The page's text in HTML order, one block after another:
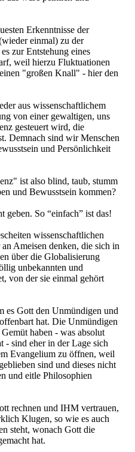
Erkenntnisse der
einmal) zu der
zur Entstehung eines
weil hierzu Fluktuationen
"großen Knall" - hier den
aus wissenschaftlichem
von einer gewaltigen, uns
gesteuert wird, die
Demnach sind wir Menschen
und Persönlichkeit
ist also blind, taub, stumm
und Bewusstsein kommen?
geben. So “einfach” ist das!
wissenschaftlichen
Ameisen denken, die sich in
über die Globalisierung
unbekannten und
von der sie einmal gehört
es Gott den Unmündigen und
hat. Die Unmündigen
haben - was absolut
- sind eher in der Lage sich
Evangelium zu öffnen, weil
sind und dieses nicht
und eitle Philosophien
rechnen und IHM vertrauen,
Klugen, so wie es auch
steht, wonach Gott die
hat.